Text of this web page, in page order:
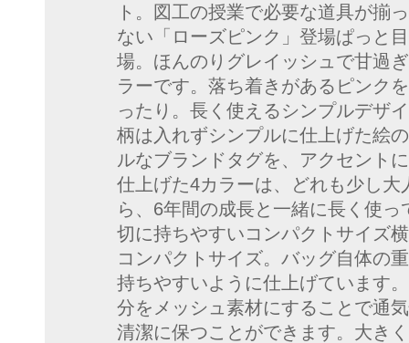
ト。図工の授業で必要な道具が揃
ない「ローズピンク」登場ぱっと
場。ほんのりグレイッシュで甘過
ラーです。落ち着きがあるピンク
ったり。長く使えるシンプルデザ
柄は入れずシンプルに仕上げた絵
ルなブランドタグを、アクセント
仕上げた4カラーは、どれも少し
ら、6年間の成長と一緒に長く使
切に持ちやすいコンパクトサイズ
コンパクトサイズ。バッグ自体の
持ちやすいように仕上げています
分をメッシュ素材にすることで通
清潔に保つことができます。大き